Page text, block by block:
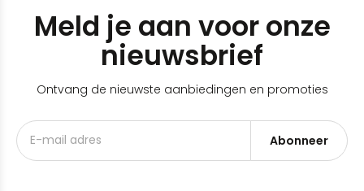
Meld je aan voor onze
nieuwsbrief
Ontvang de nieuwste aanbiedingen en promoties
Abonneer